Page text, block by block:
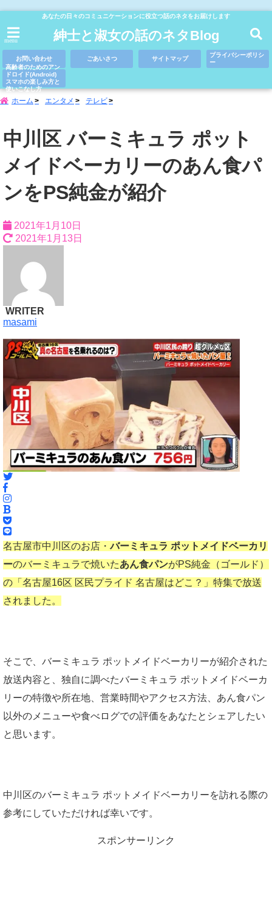
あなたの日々のコミュニケーションに役立つ話のネタをお届けします
menu 紳士と淑女の話のネタBlog
お問い合わせ ごあいさつ サイトマップ
プライバシーポリシ
ー
高齢者のためのアン
ドロイド(Android)
スマホの楽しみ方と
使いこなし方
ホーム エンタメ テレビ
中川区 バーミキュラ ポット
メイドベーカリーのあん食パ
ンをPS純金が紹介
2021年1月10日
2021年1月13日
WRITER
masami
名古屋市中川区のお店・バーミキュラ ポットメイドベーカリ
ーのバーミキュラで焼いたあん食パンがPS純金（ゴールド）
の「名古屋16区 区民プライド 名古屋はどこ？」特集で放送
されました。
そこで、バーミキュラ ポットメイドベーカリーが紹介された
放送内容と、独自に調べたバーミキュラ ポットメイドベーカ
リーの特徴や所在地、営業時間やアクセス方法、あん食パン
以外のメニューや食べログでの評価をあなたとシェアしたい
と思います。
中川区のバーミキュラ ポットメイドベーカリーを訪れる際の
参考にしていただければ幸いです。
スポンサーリンク